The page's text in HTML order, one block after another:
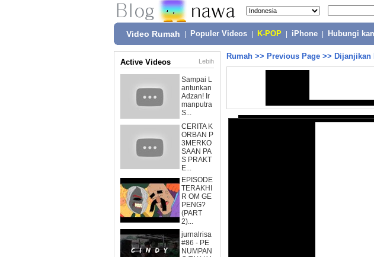
Video Rumah Populer Videos K-POP iPhone Hubungi
Active Videos Lebih
Sampai L
antunkan
Adzan! Ir
manputra
S...
CERITA K
ORBAN P
3MERKO
SAAN PA
S PRAKT
E...
EPISODE
TERAKHI
R OM GE
PENG?
(PART
2)...
jurnalrisa
#86 - PE
NUMPAN
Rumah >> Previous Page >> Dijanjikan